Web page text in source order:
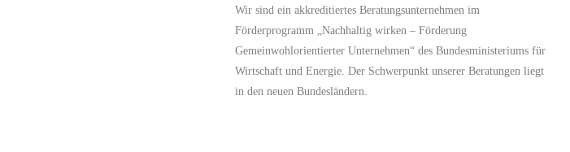
Wir sind ein akkreditiertes Beratungsunternehmen im
Förderprogramm „Nachhaltig wirken – Förderung
Gemeinwohlorientierter Unternehmen“des Bundesministeriums für
Wirtschaft und Energie. Der Schwerpunkt unserer Beratungen liegt
in den neuen Bundesländern.